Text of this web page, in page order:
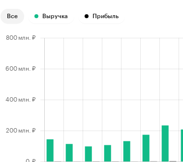
Все Выручка Прибыль